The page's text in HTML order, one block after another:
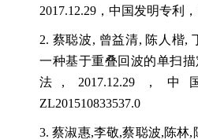
2017.12.29 ，中国发明专利，
2. 蔡聪波, 曾益清, 陈人楷,
一种基于重叠回波的单扫
法 , 2017.12.29，中
ZL201510833537.0
3.蔡淑惠,李敬,蔡聪波,陈林,